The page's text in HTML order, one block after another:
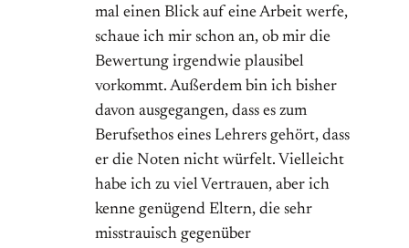
mal einen Blick auf eine Arbeit werfe,
schaue ich mir schon an, ob mir die
Bewertung irgendwie plausibel
vorkommt. Außerdem bin ich bisher
davon ausgegangen, dass es zum
Berufsethos eines Lehrers gehört, dass
er die Noten nicht würfelt. Vielleicht
habe ich zu viel Vertrauen, aber ich
kenne genügend Eltern, die sehr
misstrauisch gegenüber